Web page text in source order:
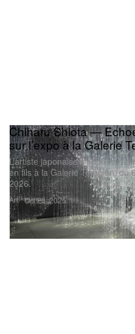
Art
Chiharu Shiota —
sur l’expo à la Galerie
L’artiste japonaise s’apprête à
en fils à la Galerie Templon, du
2026.
Oct 23, 2025